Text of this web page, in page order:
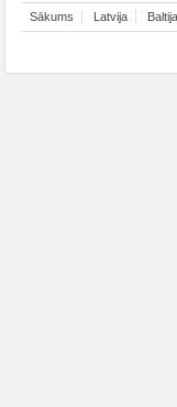
Sākums Latvija Baltija